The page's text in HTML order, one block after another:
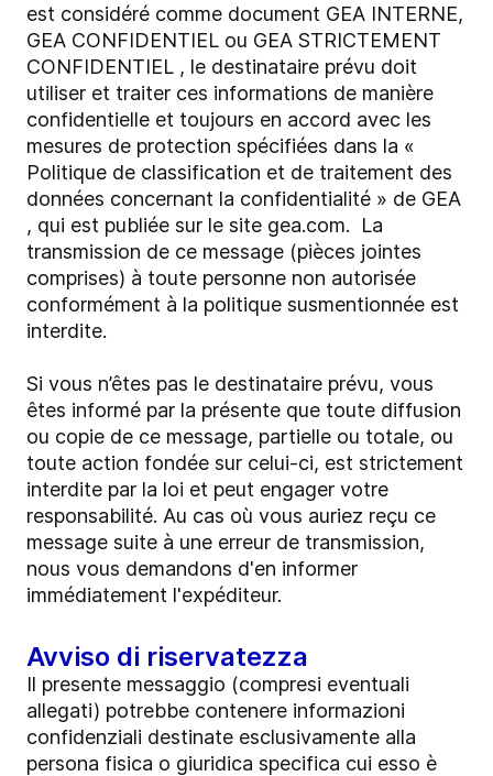
est considéré comme document GEA INTERNE,
GEA CONFIDENTIEL ou GEA STRICTEMENT
CONFIDENTIEL , le destinataire prévu doit
utiliser et traiter ces informations de manière
confidentielle et toujours en accord avec les
mesures de protection spécifiées dans la «
Politique de classification et de traitement des
données concernant la confidentialité » de GEA
, qui est publiée sur le site gea.com. La
transmission de ce message (pièces jointes
comprises) à toute personne non autorisée
conformément à la politique susmentionnée est
interdite.
Si vous n’êtes pas le destinataire prévu, vous
êtes informé par la présente que toute diffusion
ou copie de ce message, partielle ou totale, ou
toute action fondée sur celui-ci, est strictement
interdite par la loi et peut engager votre
responsabilité. Au cas où vous auriez reçu ce
message suite à une erreur de transmission,
nous vous demandons d'en informer
immédiatement l'expéditeur.
Avviso di riservatezza
Il presente messaggio (compresi eventuali
allegati) potrebbe contenere informazioni
confidenziali destinate esclusivamente alla
persona fisica o giuridica specifica cui esso è